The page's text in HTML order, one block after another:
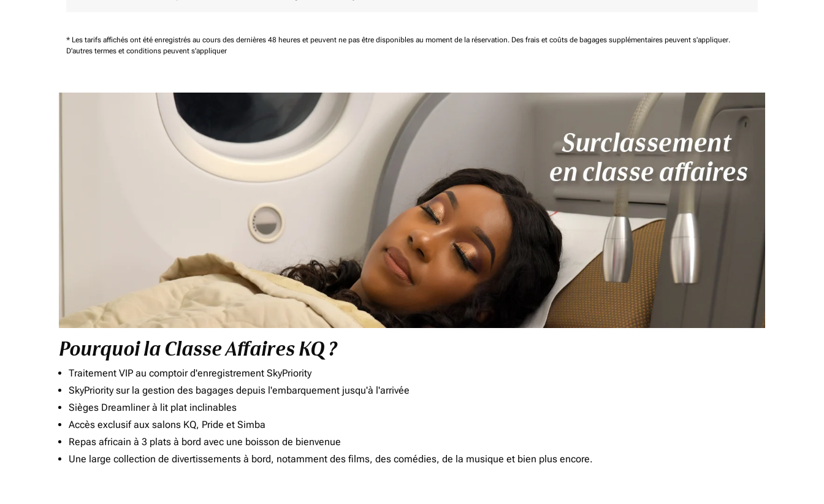
* Les tarifs affichés ont été enregistrés au cours des dernières 48 heures et peuvent ne pas être disponibles au moment de la réservation. Des frais et coûts de bagages supplémentaires peuvent s'appliquer.
D'autres termes et conditions peuvent s'appliquer
Pourquoi la Classe Affaires KQ ?
Traitement VIP au comptoir d'enregistrement SkyPriority
SkyPriority sur la gestion des bagages depuis l'embarquement jusqu'à l'arrivée
Sièges Dreamliner à lit plat inclinables
Accès exclusif aux salons KQ, Pride et Simba
Repas africain à 3 plats à bord avec une boisson de bienvenue
Une large collection de divertissements à bord, notamment des films, des comédies, de la musique et bien plus encore.